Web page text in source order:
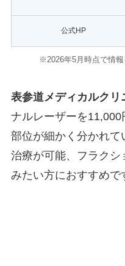
公式HP
※2026年5月時点で情
表参道メディカルクリ
ナルレーザーを
部位が細かく分かれ
治療が可能、フラクシ
みたい方におすすめで